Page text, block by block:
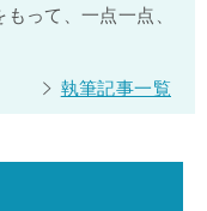
って、一点一点、
執筆記事一覧